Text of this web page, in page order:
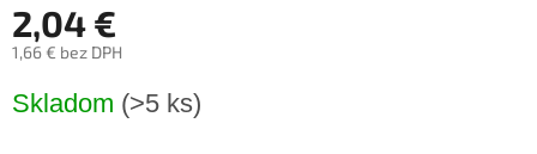
2,04 €
1,66 € bez DPH
cena:
Skladom (>5 ks)